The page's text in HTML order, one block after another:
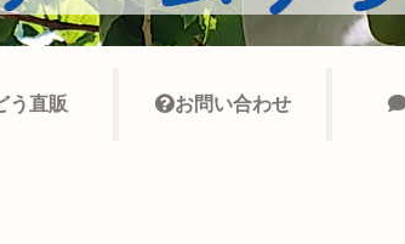
う直販 お問い合わせ